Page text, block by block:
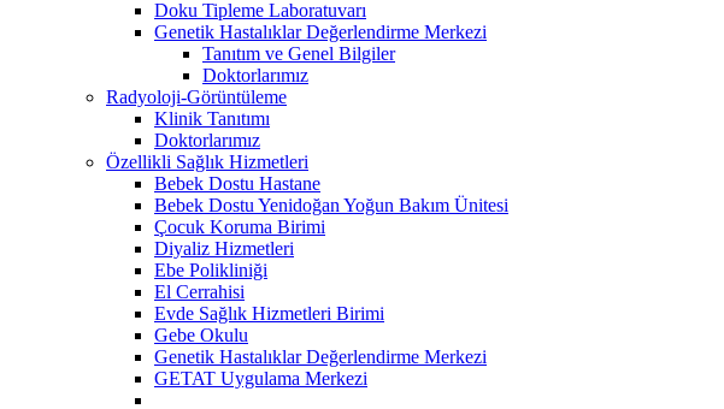
Doku Tipleme Laboratuvarı
Genetik Hastalıklar Değerlendirme Merkezi
Tanıtım ve Genel Bilgiler
Doktorlarımız
Radyoloji-Görüntüleme
Klinik Tanıtımı
Doktorlarımız
Özellikli Sağlık Hizmetleri
Bebek Dostu Hastane
Bebek Dostu Yenidoğan Yoğun Bakım Ünitesi
Çocuk Koruma Birimi
Diyaliz Hizmetleri
Ebe Polikliniği
El Cerrahisi
Evde Sağlık Hizmetleri Birimi
Gebe Okulu
Genetik Hastalıklar Değerlendirme Merkezi
GETAT Uygulama Merkezi